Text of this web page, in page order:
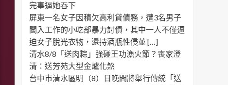
完事逼她吞下
屏東一名女子因積欠高利貸債務，遭3名男子
闖入工作的小吃部暴力討債，其中一人不僅逼
迫女子脫光衣物，還持酒瓶性侵並 […]
清水8/8「送肉粽」強碰王功漁火節？喪家澄
清：送芳苑大型金爐化煞
台中市清水區明（8）日晚間將舉行傳統「送